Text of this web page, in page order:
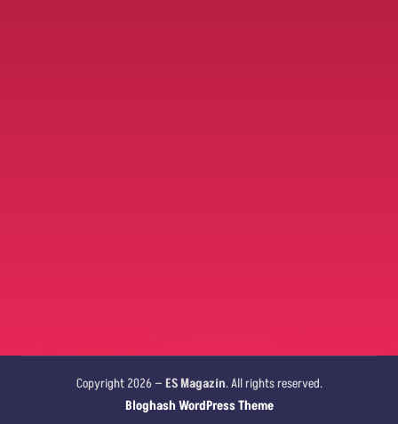
Copyright 2026 — ES Magazín. All rights reserved.
Bloghash WordPress Theme